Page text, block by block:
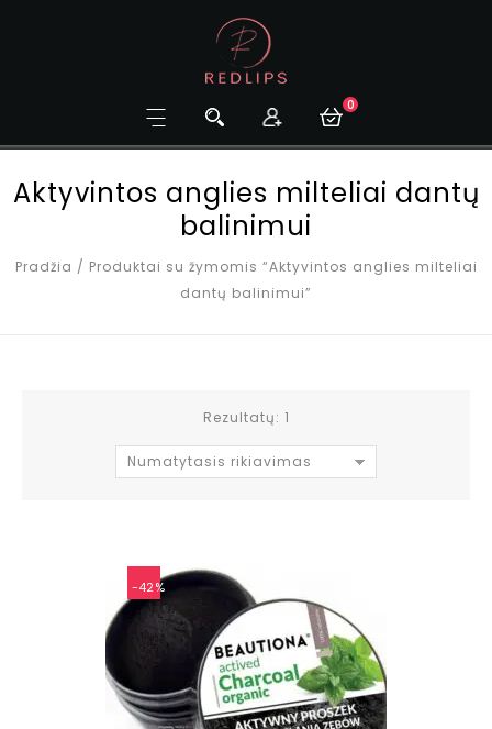
0
Aktyvintos anglies milteliai dantų
balinimui
Pradžia / Produktai su žymomis “Aktyvintos anglies milteliai
dantų balinimui”
Rezultatų: 1
Numatytasis rikiavimas
-42%